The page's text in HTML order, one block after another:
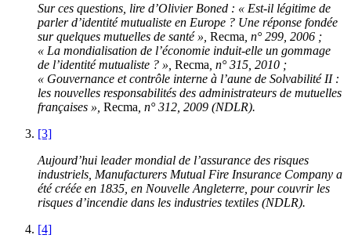
Sur ces questions, lire d’Olivier Boned : « Est-il légitime de
parler d’identité mutualiste en Europe ? Une réponse fondée
sur quelques mutuelles de santé », Recma , n° 299, 2006 ;
« La mondialisation de l’économie induit-elle un gommage
de l’identité mutualiste ? », Recma , n° 315, 2010 ;
« Gouvernance et contrôle interne à l’aune de Solvabilité II :
les nouvelles responsabilités des administrateurs de mutuelles
françaises », Recma , n° 312, 2009 (NDLR).
[3]
Aujourd’hui leader mondial de l’assurance des risques
industriels, Manufacturers Mutual Fire Insurance Company a
été créée en 1835, en Nouvelle Angleterre, pour couvrir les
risques d’incendie dans les industries textiles (NDLR).
[4]